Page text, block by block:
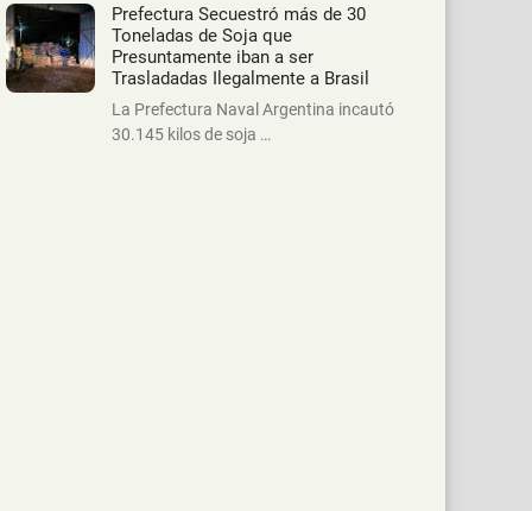
Prefectura Secuestró más de 30
Toneladas de Soja que
Presuntamente iban a ser
Trasladadas Ilegalmente a Brasil
La Prefectura Naval Argentina incautó
30.145 kilos de soja …